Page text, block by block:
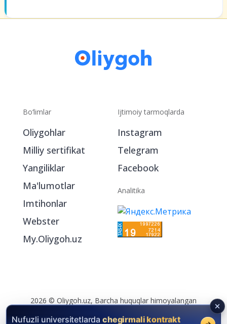
Bo‘limlar
Oliygohlar
Milliy sertifikat
Yangiliklar
Ma'lumotlar
Imtihonlar
Webster
My.Oliygoh.uz
Ijtimoiy tarmoqlarda
Instagram
Telegram
Facebook
Analitika
2026 © Oliygoh.uz, Barcha huquqlar himoyalangan
Reklama/Foydalanish shartlari
Nufuzli universitetlarda chegirmali kontrakt